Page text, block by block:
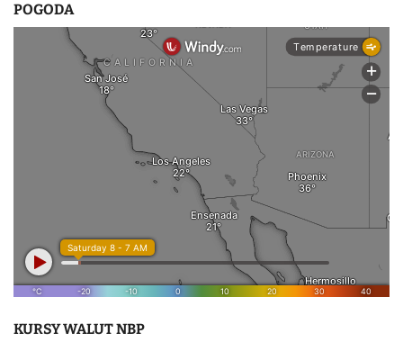
POGODA
KURSY WALUT NBP